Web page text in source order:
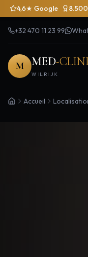
4,6★ Google
+32 470 11 23 99
M MED-
WILRIJK
Accueil